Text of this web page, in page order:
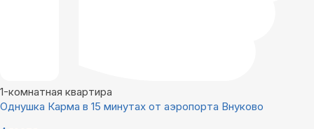
1-комнатная квартира
Однушка Карма в 15 минутах от аэропорта Внуково